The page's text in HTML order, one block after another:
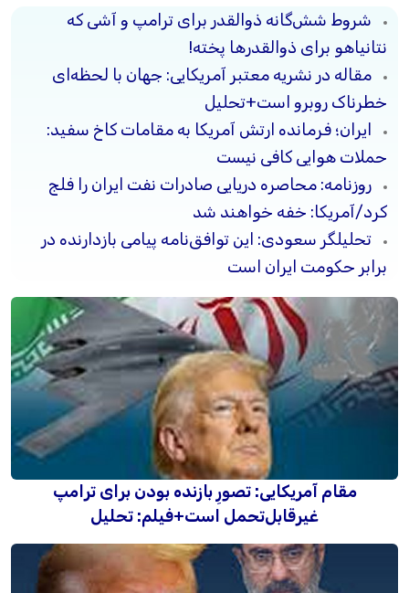
شروط شش‌گانه ذوالقدر برای ترامپ و آشی که
نتانیاهو برای ذوالقدرها پخته!
مقاله در نشریه معتبر آمریکایی: جهان با لحظه‌ای
خطرناک روبرو است+تحلیل
ایران؛ فرمانده ارتش آمریکا به مقامات کاخ سفید:
حملات هوایی کافی نیست
روزنامه: محاصره دریایی صادرات نفت ایران را فلج
کرد/آمریکا: خفه خواهند شد
تحلیلگر سعودی: این توافق‌نامه پیامی بازدارنده در
برابر حکومت ایران است
مقام آمریکایی: تصورِ بازنده بودن برای ترامپ
غیرقابل‌تحمل است+فیلم: تحلیل